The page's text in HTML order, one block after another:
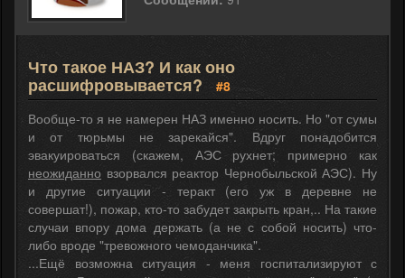
Что такое НАЗ? И как оно
расшифровывается?
#8
Вообще-то я не намерен НАЗ именно носить. Но "от сумы
и от тюрьмы не зарекайся". Вдруг понадобится
эвакуироваться (скажем, АЭС рухнет; примерно как
неожиданно взорвался реактор Чернобыльской АЭС). Ну
и другие ситуации - теракт (его уж в деревне не
совершат!), пожар, кто-то забудет закрыть кран,.. На такие
случаи впору дома держать (а не с собой носить) что-
либо вроде "тревожного чемоданчика".
...Ещё возможна ситуация - меня госпитализируют с